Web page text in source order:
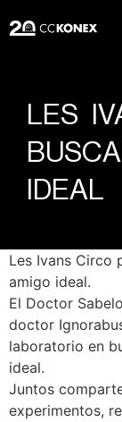
LES
IDEAL
Les Ivans Circo
amigo ideal.
El Doctor
doctor
laboratorio en
ideal.
Juntos
experimentos,